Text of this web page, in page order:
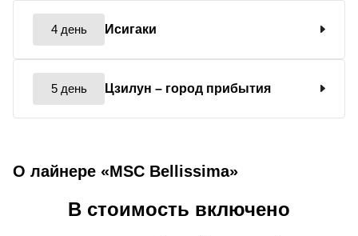
4 день Исигаки
5 день Цзилун – город прибытия
О лайнере «MSC Bellissima»
В стоимость включено